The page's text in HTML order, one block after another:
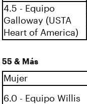
4.5 - Equipo
Galloway (USTA
Heart of America)
55 & Más
Mujer
6.0 - Equipo Willis